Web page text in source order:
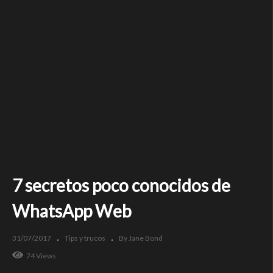
7 secretos poco conocidos de
WhatsApp Web
31/07/2017 Tips y trucos
By Jane Bond
74 Views